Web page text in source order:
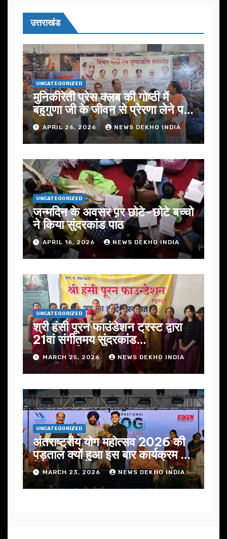
उत्तराखंड
UNCATEGORIZED
मुनिकीरेती प्रेस क्लब की गोष्ठी में
बहुगुणा जी के जीवन से प्रेरणा लेने पर
जोरAPRIL 26, 2026 NEWS DEKHO INDIA
UNCATEGORIZED
जन्मदिन के अवसर प़र छोटे-छोटे बच्चो
ने किया सुंदरकांड पाठ
APRIL 16, 2026 NEWS DEKHO INDIA
UNCATEGORIZED
श्री हंसी पूरन फाउंडेशन ट्रस्ट द्वारा
21वां संगीतमय सुंदरकांड
सफलतापूर्वक संपन्न
MARCH 25, 2026 NEWS DEKHO INDIA
UNCATEGORIZED
अंतराष्ट्रीय योग महोत्सव 2026 की
पड़ताल क्यों हुआ इस बार कार्यक्रम में
निखार
MARCH 23, 2026 NEWS DEKHO INDIA